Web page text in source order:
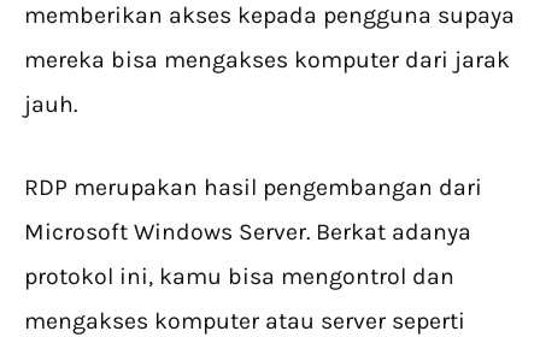
memberikan akses kepada pengguna supaya
mereka bisa mengakses komputer dari jarak
jauh.
RDP merupakan hasil pengembangan dari
Microsoft Windows Server. Berkat adanya
protokol ini, kamu bisa mengontrol dan
mengakses komputer atau server seperti